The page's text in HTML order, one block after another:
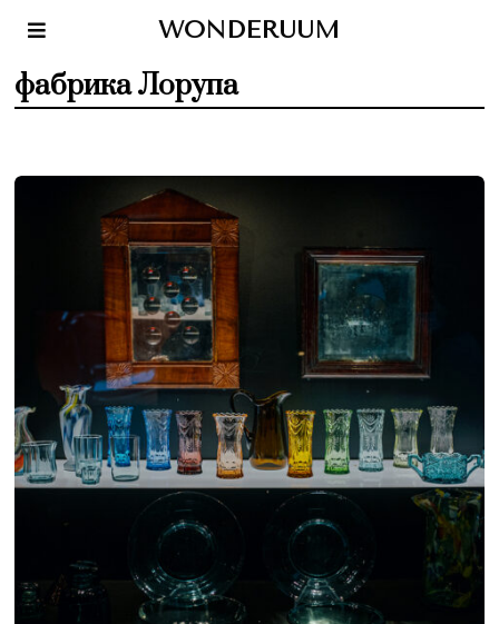
WONDERUUM
фабрика Лорупа